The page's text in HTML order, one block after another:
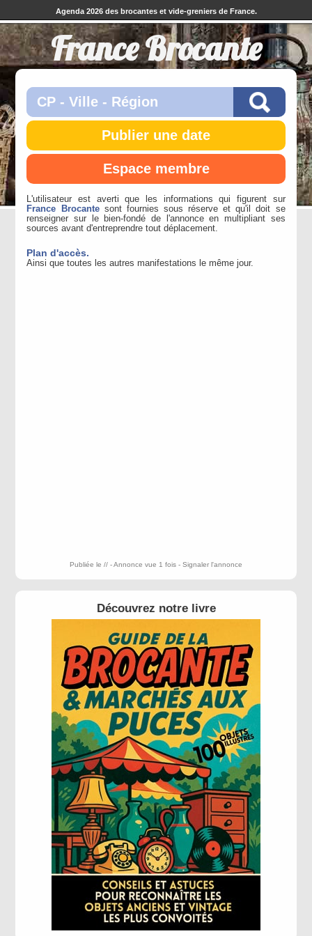
Agenda 2026 des brocantes et vide-greniers de France.
France Brocante
Publier une date
Espace membre
L'utilisateur est averti que les informations qui figurent sur
France Brocantesont fournies sous réserve et qu'il doit se
renseigner sur le bien-fondé de l'annonce en multipliant ses
sources avant d'entreprendre tout déplacement.
Plan d'accès.
Ainsi que toutes les autres manifestations le même jour.
Publiée le // - Annonce vue 1 fois - Signaler l'annonce
Découvrez notre livre